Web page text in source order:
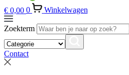
€ 0,00 0 Winkelwagen
Zoekterm
Contact